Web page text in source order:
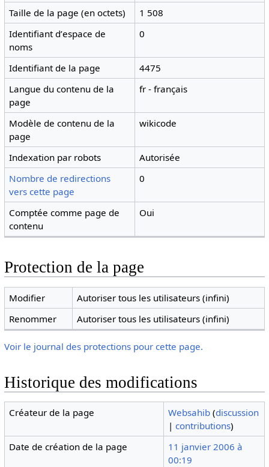
Taille de la page (en octets)
1 508
Identifiant dʼespace de
noms
0
Identifiant de la page
4475
Langue du contenu de la
page
fr - français
Modèle de contenu de la
page
wikicode
Indexation par robots
Autorisée
Nombre de redirections
vers cette page
0
Comptée comme page de
contenu
Oui
Protection de la page
Modifier
Autoriser tous les utilisateurs (infini)
Renommer
Autoriser tous les utilisateurs (infini)
Voir le journal des protections pour cette page.
Historique des modifications
Créateur de la page Websahib (discussion
|contributions)
Date de création de la page
11 janvier 2006 à
00:19